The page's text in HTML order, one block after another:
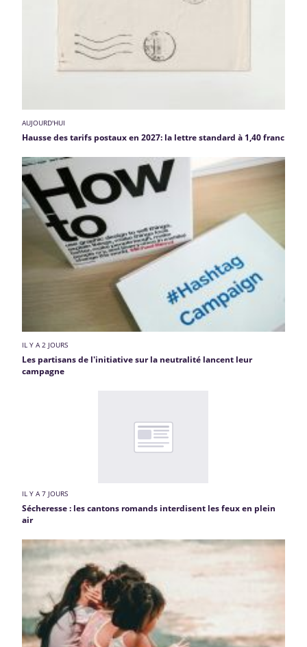
AUJOURD'HUI
Hausse des tarifs postaux en 2027: la lettre standard à 1,40 franc
IL Y A 2 JOURS
Les partisans de l'initiative sur la neutralité lancent leur
campagne
IL Y A 7 JOURS
Sécheresse : les cantons romands interdisent les feux en plein
air